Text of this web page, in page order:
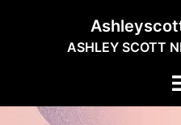
ASHLEY SCOTT